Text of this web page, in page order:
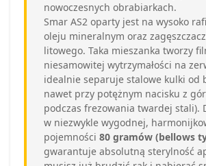
nowoczesnych obrabiarkach.
Smar AS2 oparty jest na wysoko
oleju mineralnym oraz
litowego. Taka mieszanka tworzy
niesamowitej wytrzymałości na
idealnie separuje stalowe kulki od
nawet przy potężnym nacisku z
podczas frezowania twardej stali).
w niezwykle wygodnej,
pojemności 80 gramów (bellows
gwarantuje absolutną sterylność